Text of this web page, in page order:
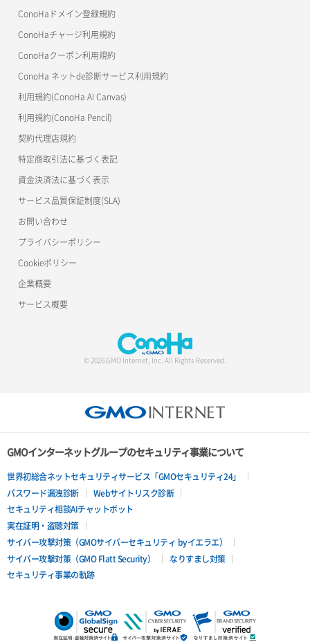
美雲このは徹底ガイド
ConoHaドメイン登録規約
ConoHaチャージ利用規約
ConoHaクーポン利用規約
ConoHa ネットde診断サービス利用規約
利用規約(ConoHa AI Canvas)
利用規約(ConoHa Pencil)
契約代理店規約
特定商取引法に基づく表記
資金決済法に基づく表示
サービス品質保証制度(SLA)
お問い合わせ
プライバシーポリシー
Cookieポリシー
企業概要
サービス概要
© 2026 GMO Internet, Inc. All Rights Reserved.
GMOインターネットグループのセキュリティ事業について
世界初総合ネットセキュリティサービス「GMOセキュリティ24」
パスワード漏洩診断
Webサイトリスク診断
セキュリティ相談AIチャットボット
実在証明・盗聴対策
サイバー攻撃対策（GMOサイバーセキュリティ byイエラエ）
サイバー攻撃対策（GMO Flatt Security）
なりすまし対策
セキュリティ事業の軌跡